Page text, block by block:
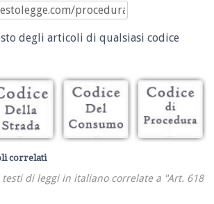
degli articoli di qualsiasi codice
correlati
di leggi in italiano correlate a "Art. 618